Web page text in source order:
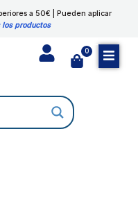
a 50€ | Pueden aplicar
los productos
0
Cart